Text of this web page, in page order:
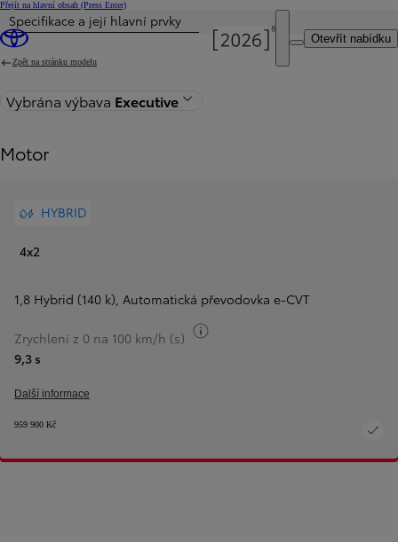
Přejít na hlavní obsah (Press Enter)
Otevřít nabídku
Byla aktualizována cena Cena vaší konfigurace činí 959 900 Kč
Specifikace a její hlavní prvky
Zpět na stránku modelu
Vybrána výbava Executive
Motor
HYBRID
4x2
1,8 Hybrid (140 k), Automatická převodovka e‑CVT
Zrychlení z 0 na 100 km/h (s)
9,3 s
Další informace
959 900 Kč